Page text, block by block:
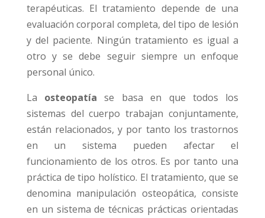
terapéuticas. El tratamiento depende de una
evaluación corporal completa, del tipo de lesión
y del paciente. Ningún tratamiento es igual a
otro y se debe seguir siempre un enfoque
personal único.
La osteopatía se basa en que todos los
sistemas del cuerpo trabajan conjuntamente,
están relacionados, y por tanto los trastornos
en un sistema pueden afectar el
funcionamiento de los otros. Es por tanto una
práctica de tipo holístico. El tratamiento, que se
denomina manipulación osteopática, consiste
en un sistema de técnicas prácticas orientadas